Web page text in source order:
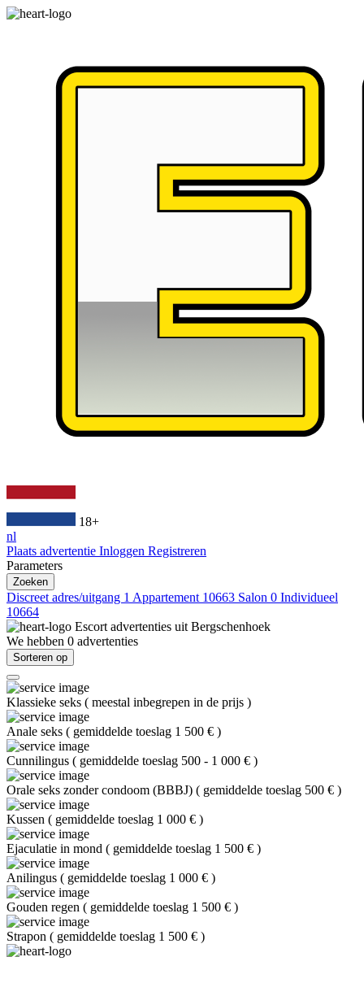
18+
nl
Plaats advertentie Inloggen Registreren
Parameters
Zoeken
Discreet adres/uitgang 1 Appartement 10663 Salon 0 Individueel
10664
Escort advertenties uit Bergschenhoek
We hebben 0 advertenties
Sorteren op
Klassieke seks ( meestal inbegrepen in de prijs )
Anale seks ( gemiddelde toeslag 1 500 € )
Cunnilingus ( gemiddelde toeslag 500 - 1 000 € )
Orale seks zonder condoom (BBBJ) ( gemiddelde toeslag 500 € )
Kussen ( gemiddelde toeslag 1 000 € )
Ejaculatie in mond ( gemiddelde toeslag 1 500 € )
Anilingus ( gemiddelde toeslag 1 000 € )
Gouden regen ( gemiddelde toeslag 1 500 € )
Strapon ( gemiddelde toeslag 1 500 € )